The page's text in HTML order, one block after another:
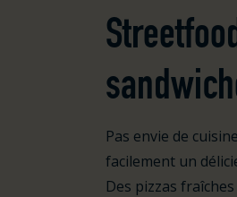
Pas envie de
facilement un
Des pizzas